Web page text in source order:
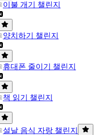
이불 개기 챌린지
양치하기 챌린지
휴대폰 줄이기 챌린지
책 읽기 챌린지
설날 음식 자랑 챌린지